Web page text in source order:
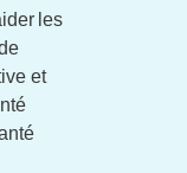
les
et